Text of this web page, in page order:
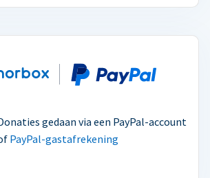
gedaan via een PayPal-account
PayPal-gastafrekening